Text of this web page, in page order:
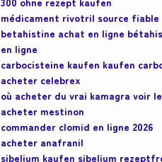
médicament rivotril source fiable
betahistine achat en ligne
en ligne
carbocisteine kaufen kaufen
acheter celebrex
où acheter du vrai kamagra voir
acheter mestinon
commander clomid en ligne 2026
acheter anafranil
sibelium kaufen sibelium